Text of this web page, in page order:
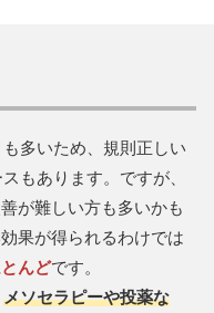
多いため、規則正しい
もあります。ですが、
が難しい方も多いかも
果が得られるわけでは
んどです。
メソセラピーや投薬な